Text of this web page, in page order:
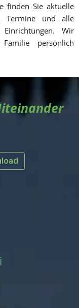
finden Sie aktuelle
Termine und alle
Wir
persönlich